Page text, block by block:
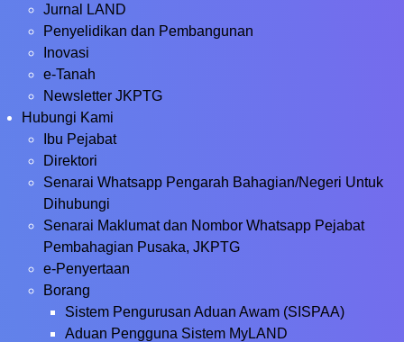
Jurnal LAND
Penyelidikan dan Pembangunan
Inovasi
e-Tanah
Newsletter JKPTG
Hubungi Kami
Ibu Pejabat
Direktori
Senarai Whatsapp Pengarah Bahagian/Negeri Untuk
Dihubungi
Senarai Maklumat dan Nombor Whatsapp Pejabat
Pembahagian Pusaka, JKPTG
e-Penyertaan
Borang
Sistem Pengurusan Aduan Awam (SISPAA)
Aduan Pengguna Sistem MyLAND